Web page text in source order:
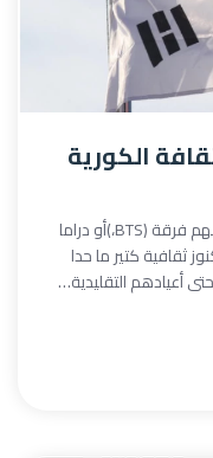
الكورية
أغلب الناس لما يسمعوا "كوريا"، بتيجي ببالهم فرقة (BTS،)أو دراما
ثقافية كتير ما حدا
أعيادهم التقليدية…